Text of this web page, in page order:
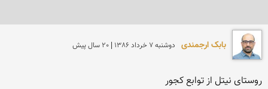
بابک ارجمندی دوشنبه 7 خرداد 1386 | 20 سال پیش
روستای نیتل از توابع كجور